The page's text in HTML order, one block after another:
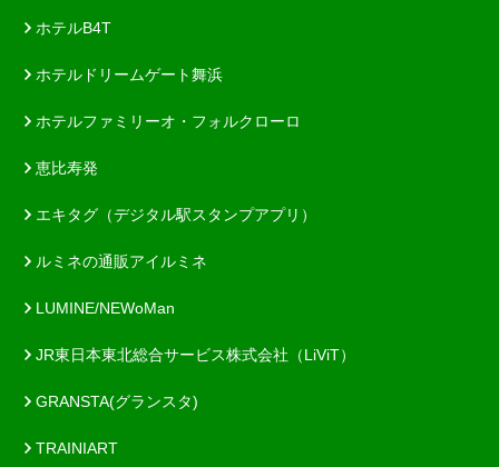
ホテルB4T
ホテルドリームゲート舞浜
ホテルファミリーオ・フォルクローロ
恵比寿発
エキタグ（デジタル駅スタンプアプリ）
ルミネの通販アイルミネ
LUMINE/NEWoMan
JR東日本東北総合サービス株式会社（LiViT）
GRANSTA(グランスタ)
TRAINIART